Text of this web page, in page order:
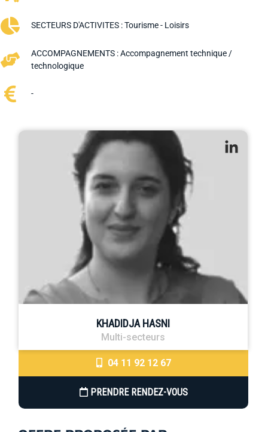
SECTEURS D'ACTIVITES :Tourisme - Loisirs
ACCOMPAGNEMENTS :Accompagnement technique /
technologique
-
KHADIDJA HASNI
Multi-secteurs
04 11 92 12 67
PRENDRE RENDEZ-VOUS